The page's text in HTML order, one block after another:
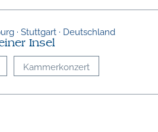
· Stuttgart · Deutschland
Insel
Kammerkonzert